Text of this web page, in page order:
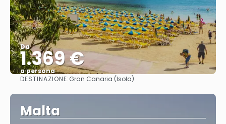
Da
1.369 €
a persona
Vedere
DESTINAZIONE:Gran Canaria (Isola)
Malta